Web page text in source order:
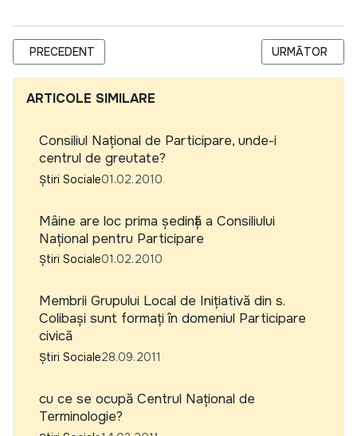
ARTICOL PRECEDENT: VIZITA PREMIERULUI LA KIEV
PRECEDENT ARTICOLUL
URMĂTOR
ARTICOLE SIMILARE
Consiliul Naţional de Participare, unde-i
centrul de greutate?
Știri Sociale01.02.2010
Mâine are loc prima şedinţă a Consiliului
Naţional pentru Participare
Știri Sociale01.02.2010
Membrii Grupului Local de Inițiativă din s.
Colibași sunt formați în domeniul Participare
civică
Știri Sociale28.09.2011
cu ce se ocupă Centrul Național de
Terminologie?